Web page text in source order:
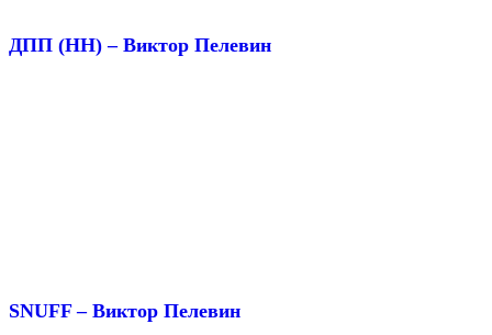
ДПП (НН) – Виктор Пелевин
SNUFF – Виктор Пелевин